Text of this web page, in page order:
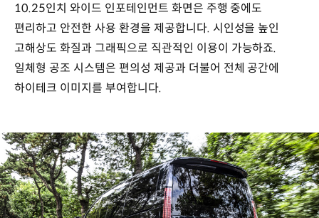
10.25인치 와이드 인포테인먼트 화면은 주행 중에도
편리하고 안전한 사용 환경을 제공합니다. 시인성을 높인
고해상도 화질과 그래픽으로 직관적인 이용이 가능하죠.
일체형 공조 시스템은 편의성 제공과 더불어 전체 공간에
하이테크 이미지를 부여합니다.